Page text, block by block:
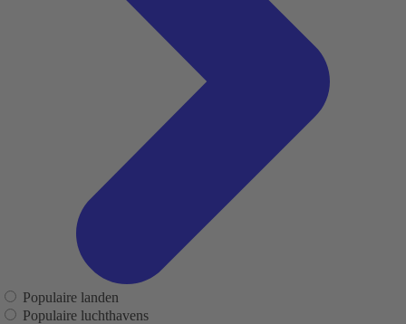
Populaire landen
Populaire luchthavens